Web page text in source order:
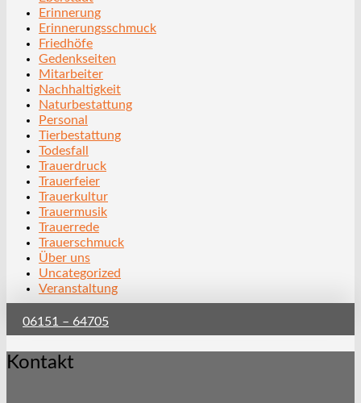
Erinnerung
Erinnerungsschmuck
Friedhöfe
Gedenkseiten
Mitarbeiter
Nachhaltigkeit
Naturbestattung
Personal
Tierbestattung
Todesfall
Trauerdruck
Trauerfeier
Trauerkultur
Trauermusik
Trauerrede
Trauerschmuck
Über uns
Uncategorized
Veranstaltung
06151 – 64705
Kontakt